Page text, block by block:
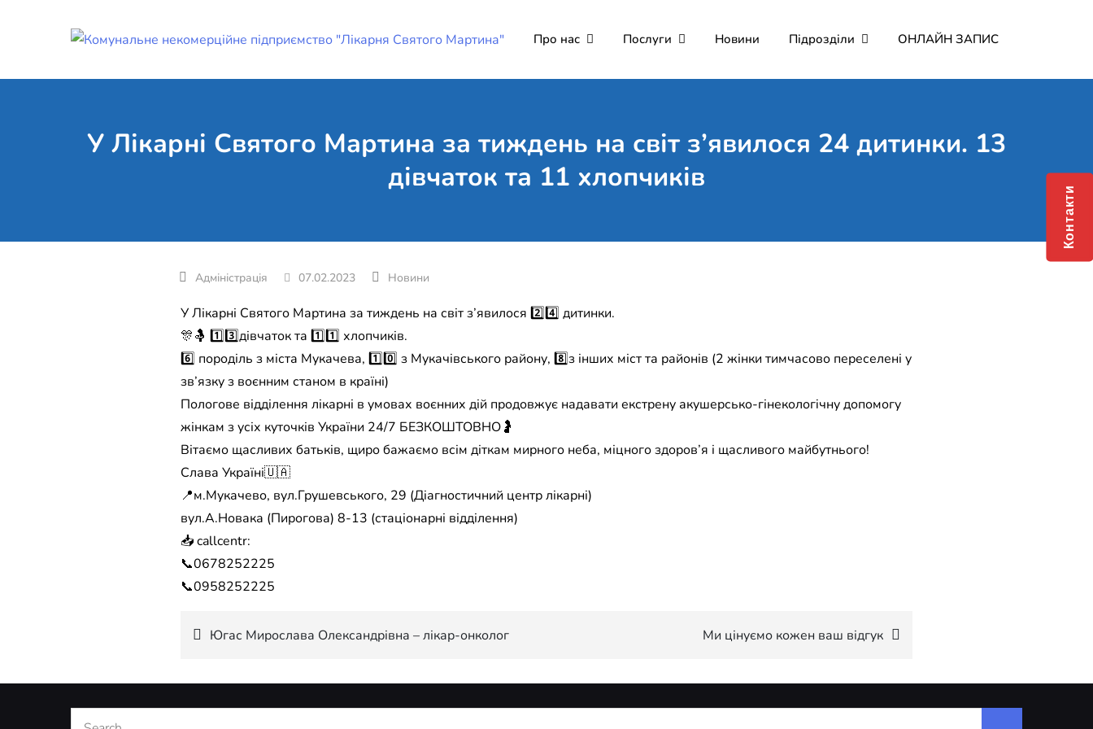
Комунальне некомерційне підприємство
"Лікарня Святого Мартина"
Поліклініка Мукачево
Про нас Послуги Новини Підрозділи ОНЛАЙН ЗАПИС
У Лікарні Святого Мартина за тиждень на світ з’явилося 24 дитинки. 13
дівчаток та 11 хлопчиків
07.02.2023 Новини
У Лікарні Святого Мартина за тиждень на світ з’явилося 2️⃣4️⃣ дитинки.
🎊🤱 1️⃣3️⃣дівчаток та 1️⃣1️⃣ хлопчиків.
6️⃣ породіль з міста Мукачева, 1️⃣0️⃣ з Мукачівського району, 8️⃣з інших міст та районів (2 жінки тимчасово переселені у
зв’язку з воєнним станом в країні)
Пологове відділення лікарні в умовах воєнних дій продовжує надавати екстрену акушерсько-гінекологiчну допомогу
жінкам з усіх куточків України 24/7 БЕЗКОШТОВНО🤰
Вітаємо щасливих батьків, щиро бажаємо всім діткам мирного неба, міцного здоров’я і щасливого майбутнього!
Слава Україні🇺🇦
📍м.Мукачево, вул.Грушевського, 29 (Діагностичний центр лікарні)
вул.А.Новака (Пирогова) 8-13 (стаціонарні відділення)
📥 callcentr:
📞0678252225
📞0958252225
Навігація
записів
Югас Мирослава Олександрівна – лікар-онколог Ми цінуємо кожен ваш відгук
Search
Контакти